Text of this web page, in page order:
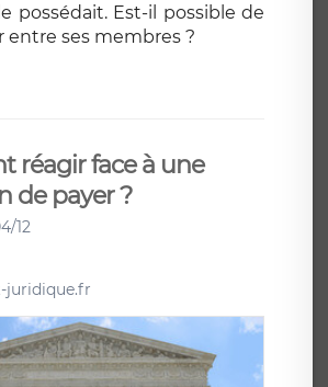
possédait. Est-il possible de
entre ses membres ?
réagir face à une
de payer ?
12
juridique.fr